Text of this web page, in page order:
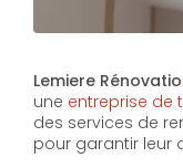
Lemiere
une entreprise de
des services de
pour garantir leur